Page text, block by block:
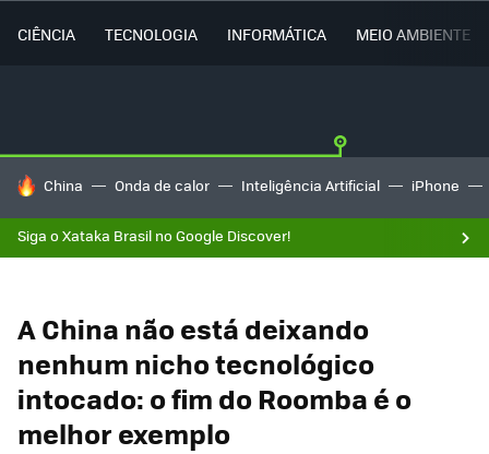
CIÊNCIA TECNOLOGIA INFORMÁTICA MEIO AMBIENTE
TENDÊNCIAS DO DIA
China Onda de calor Inteligência Artificial iPhone
Siga o Xataka Brasil no Google Discover!
A China não está deixando
nenhum nicho tecnológico
intocado: o fim do Roomba é o
melhor exemplo